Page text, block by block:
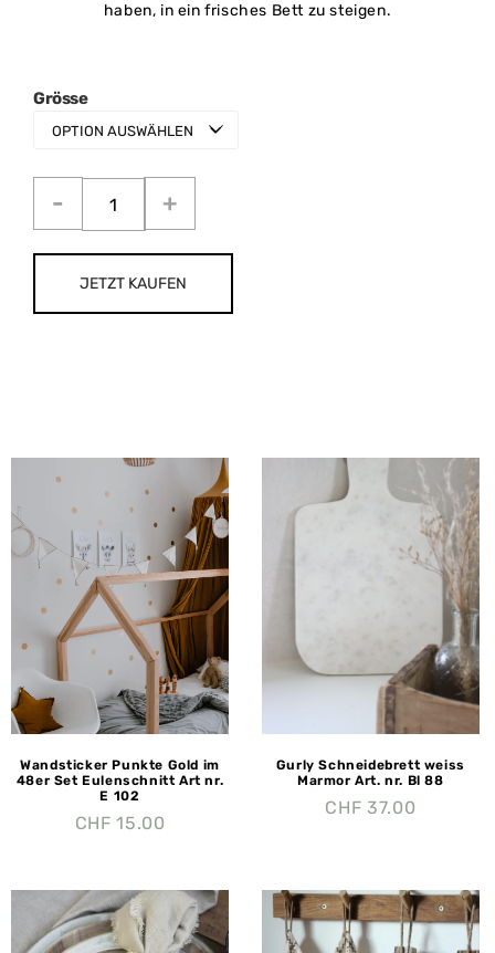
haben, in ein frisches Bett zu steigen.
Grösse
JETZT KAUFEN
Wandsticker Punkte Gold im
48er Set Eulenschnitt Art nr.
E 102
CHF 15.00
Gurly Schneidebrett weiss
Marmor Art. nr. Bl 88
CHF 37.00